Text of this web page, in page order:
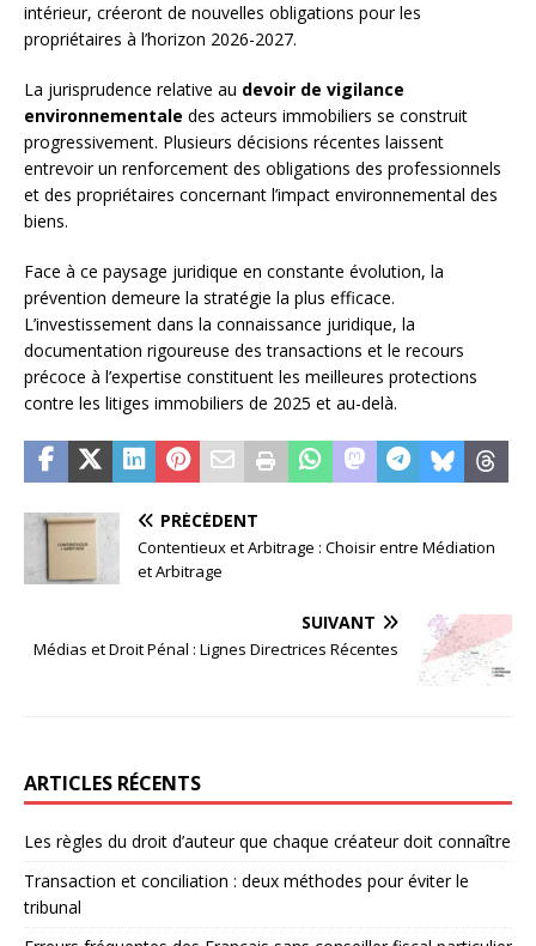
intérieur, créeront de nouvelles obligations pour les
propriétaires à l’horizon 2026-2027.
La jurisprudence relative au devoir de vigilance
environnementale des acteurs immobiliers se construit
progressivement. Plusieurs décisions récentes laissent
entrevoir un renforcement des obligations des professionnels
et des propriétaires concernant l’impact environnemental des
biens.
Face à ce paysage juridique en constante évolution, la
prévention demeure la stratégie la plus efficace.
L’investissement dans la connaissance juridique, la
documentation rigoureuse des transactions et le recours
précoce à l’expertise constituent les meilleures protections
contre les litiges immobiliers de 2025 et au-delà.
PRÉCÉDENT
Contentieux et Arbitrage : Choisir entre Médiation
et Arbitrage
SUIVANT
Médias et Droit Pénal : Lignes Directrices Récentes
ARTICLES RÉCENTS
Les règles du droit d’auteur que chaque créateur doit connaître
Transaction et conciliation : deux méthodes pour éviter le
tribunal